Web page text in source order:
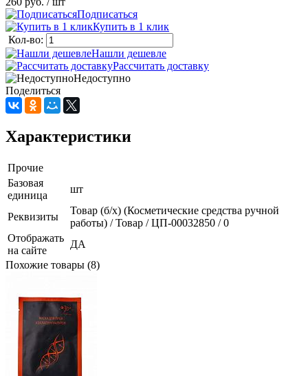
Подписаться
Купить в 1 клик
Кол-во:
Нашли дешевле
Рассчитать доставку
Недоступно
Поделиться
Характеристики
Прочие
Базовая
единица
шт
Реквизиты
Товар (б/х) (Косметические средства ручной
работы) / Товар / ЦП-00032850 / 0
Отображать
на сайте
ДА
Похожие товары (8)